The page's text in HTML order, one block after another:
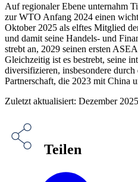
Auf regionaler Ebene unternahm
zur WTO Anfang 2024 einen
Oktober 2025 als elftes Mitglied
und damit seine Handels- und
strebt an, 2029 seinen ersten
Gleichzeitig ist es bestrebt, seine
diversifizieren, insbesondere durch
Partnerschaft, die 2023 mit China
Zuletzt aktualisiert: Dezember 2025
Teilen